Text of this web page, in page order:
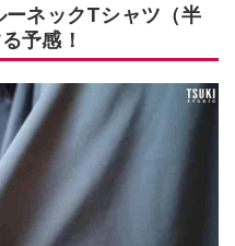
ーネックTシャツ（半
予感！